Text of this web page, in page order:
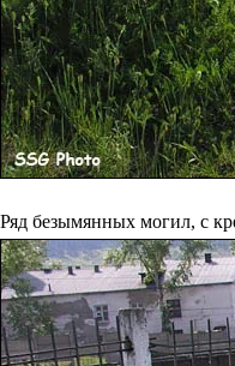
Ряд безымянных могил, с